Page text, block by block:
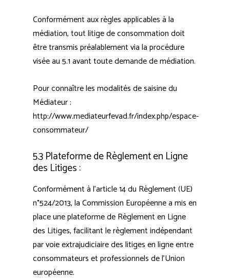
Conformément aux règles applicables à la
médiation, tout litige de consommation doit
être transmis préalablement via la procédure
visée au 5.1 avant toute demande de médiation.
Pour connaître les modalités de saisine du
Médiateur :
http://www.mediateurfevad.fr/index.php/espace-
consommateur/
5.3 Plateforme de Règlement en Ligne
des Litiges :
Conformément à l’article 14 du Règlement (UE)
n°524/2013, la Commission Européenne a mis en
place une plateforme de Règlement en Ligne
des Litiges, facilitant le règlement indépendant
par voie extrajudiciaire des litiges en ligne entre
consommateurs et professionnels de l’Union
européenne.